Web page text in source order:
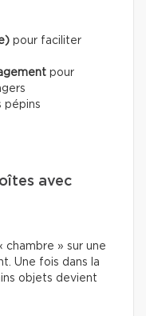
pour faciliter
pour
pépins
avec
chambre » sur une
Une fois dans la
objets devient